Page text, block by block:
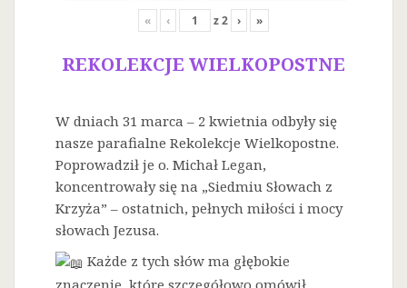
« ‹ z2 › »
REKOLEKCJE WIELKOPOSTNE
W dniach 31 marca – 2 kwietnia odbyły się
nasze parafialne Rekolekcje Wielkopostne.
Poprowadził je o. Michał Legan,
koncentrowały się na „Siedmiu Słowach z
Krzyża” – ostatnich, pełnych miłości i mocy
słowach Jezusa.
Każde z tych słów ma głębokie
znaczenie, które szczegółowo omówił